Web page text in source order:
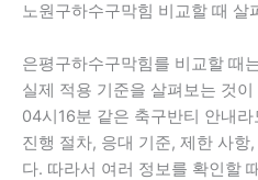
노원구하수구막힘 비교할 때 살
은평구하수구막힘를 비교할 때
실제 적용 기준을 살펴보는 것
04시16분 같은 축구반티 안내
진행 절차, 응대 기준, 제한 사항
다. 따라서 여러 정보를 확인할